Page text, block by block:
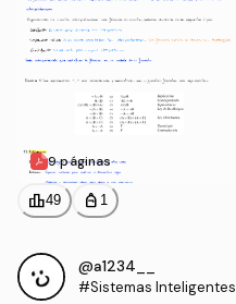
9 páginas
leaderboard49 personal_bag 1
@a1234__
#Sistemas Inteligentes